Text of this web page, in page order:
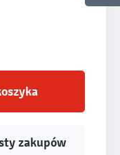
lub użyj
zakupów